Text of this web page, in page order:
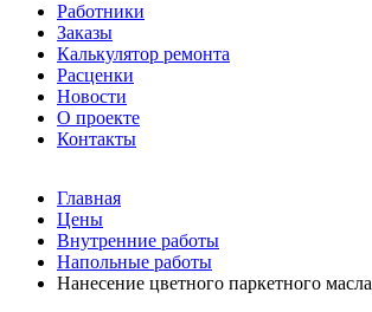
Работники
Заказы
Калькулятор ремонта
Расценки
Новости
О проекте
Контакты
Главная
Цены
Внутренние работы
Напольные работы
Нанесение цветного паркетного масла